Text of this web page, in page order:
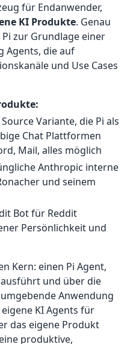
für Endanwender,
KI Produkte. Genau
zur Grundlage einer
Agents, die auf
und Use Cases
Variante, die Pi als
Chat Plattformen
Mail, alles möglich
Anthropic interne
und seinem
Bot für Reddit
Persönlichkeit und
Kern: einen Pi Agent,
und über die
Anwendung
KI Agents für
das eigene Produkt
produktive,